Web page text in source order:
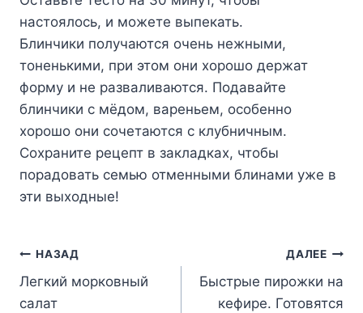
настоялось, и можете выпекать.
Блинчики получаются очень нежными,
тоненькими, при этом они хорошо держат
форму и не разваливаются. Подавайте
блинчики с мёдом, вареньем, особенно
хорошо они сочетаются с клубничным.
Сохраните рецепт в закладках, чтобы
порадовать семью отменными блинами уже в
эти выходные!
Навигация
по
НАЗАД
Легкий морковный
салат
ДАЛЕЕ
Быстрые пирожки на
кефире. Готовятся